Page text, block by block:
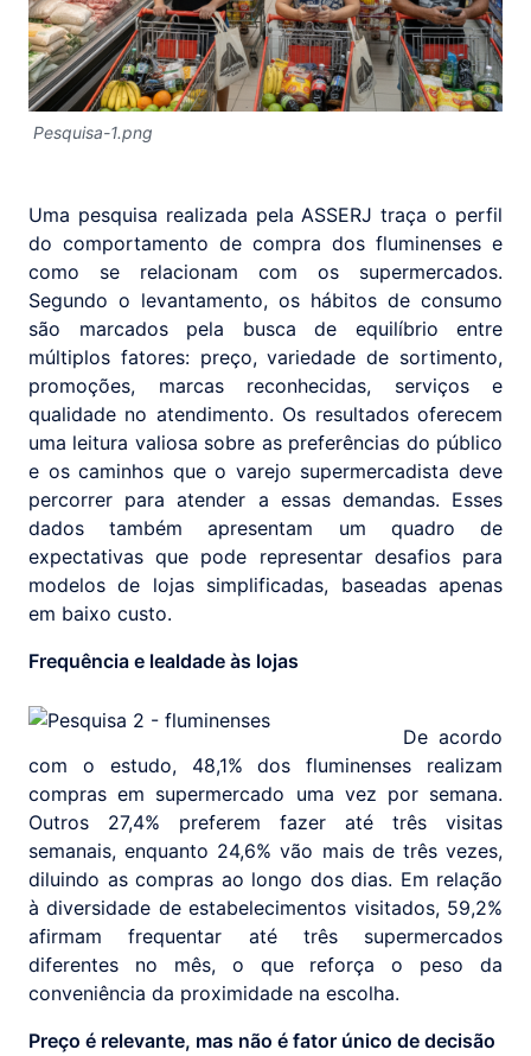
Pesquisa-1.png
Uma pesquisa realizada pela ASSERJ traça o perfil
do comportamento de compra dos fluminenses e
como se relacionam com os supermercados.
Segundo o levantamento, os hábitos de consumo
são marcados pela busca de equilíbrio entre
múltiplos fatores: preço, variedade de sortimento,
promoções, marcas reconhecidas, serviços e
qualidade no atendimento. Os resultados oferecem
uma leitura valiosa sobre as preferências do público
e os caminhos que o varejo supermercadista deve
percorrer para atender a essas demandas. Esses
dados também apresentam um quadro de
expectativas que pode representar desafios para
modelos de lojas simplificadas, baseadas apenas
em baixo custo.
Frequência e lealdade às lojas
De acordo
com o estudo, 48,1% dos fluminenses realizam
compras em supermercado uma vez por semana.
Outros 27,4% preferem fazer até três visitas
semanais, enquanto 24,6% vão mais de três vezes,
diluindo as compras ao longo dos dias. Em relação
à diversidade de estabelecimentos visitados, 59,2%
afirmam frequentar até três supermercados
diferentes no mês, o que reforça o peso da
conveniência da proximidade na escolha.
Preço é relevante, mas não é fator único de decisão